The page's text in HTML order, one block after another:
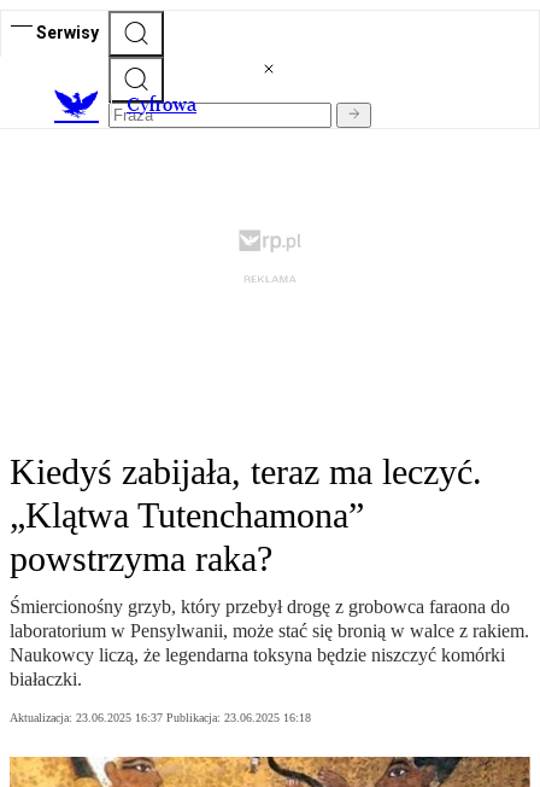
Serwisy
Cyfrowa
Kiedyś zabijała, teraz ma leczyć.
„Klątwa Tutenchamona”
powstrzyma raka?
Śmiercionośny grzyb, który przebył drogę z grobowca faraona do
laboratorium w Pensylwanii, może stać się bronią w walce z rakiem.
Naukowcy liczą, że legendarna toksyna będzie niszczyć komórki
białaczki.
Aktualizacja: 23.06.2025 16:37 Publikacja: 23.06.2025 16:18